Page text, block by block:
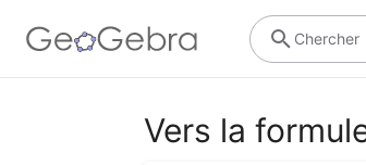
Chercher
Vers la